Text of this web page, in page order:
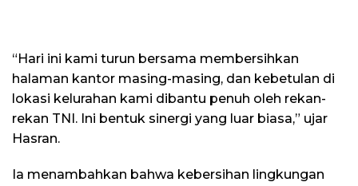
“Hari ini kami turun bersama membersihkan
halaman kantor masing-masing, dan kebetulan di
lokasi kelurahan kami dibantu penuh oleh rekan-
rekan TNI. Ini bentuk sinergi yang luar biasa,” ujar
Hasran.
Ia menambahkan bahwa kebersihan lingkungan